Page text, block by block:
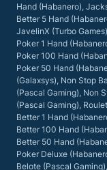
Hand (Habanero),
Better 5 Hand
JavelinX (Turbo
Poker 1 Hand
Poker 100 Hand
Poker 50 Hand
(Galaxsys), Non Stop
(Pascal Gaming), Non
(Pascal Gaming),
Better 1 Hand
Better 100 Hand
Better 50 Hand
Poker Deluxe
Belote (Pascal